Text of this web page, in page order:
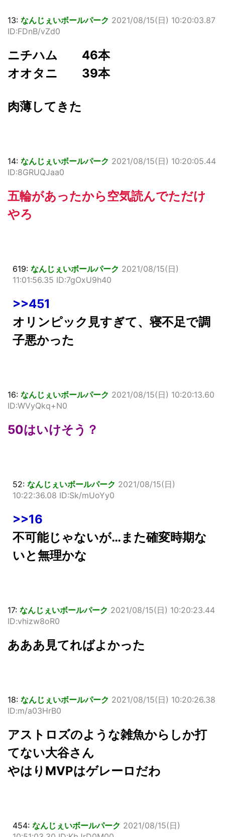
13: なんじぇいボールパーク 2021/08/15(日) 10:20:03.87
ID:FDnB/vZd0
ニチハム 46本
オオタニ 39本
肉薄してきた
14: なんじぇいボールパーク 2021/08/15(日) 10:20:05.44
ID:8GRUQJaa0
五輪があったから空気読んでただけ
やろ
619: なんじぇいボールパーク 2021/08/15(日)
11:01:56.35 ID:7gOxU9h40
>>451
オリンピック見すぎて、寝不足で調
子悪かった
16: なんじぇいボールパーク 2021/08/15(日) 10:20:13.60
ID:WVyQkq+N0
50はいけそう？
52: なんじぇいボールパーク 2021/08/15(日)
10:22:36.08 ID:Sk/mUoYy0
>>16
不可能じゃないが…また確変時期な
いと無理かな
17: なんじぇいボールパーク 2021/08/15(日) 10:20:23.44
ID:vhizw8oR0
あああ見てればよかった
18: なんじぇいボールパーク 2021/08/15(日) 10:20:26.38
ID:m/a03HrB0
アストロズのような雑魚からしか打
てない大谷さん
やはりMVPはゲレーロだわ
454: なんじぇいボールパーク 2021/08/15(日)